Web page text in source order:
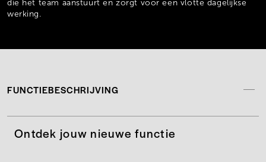
die het team aanstuurt en zorgt voor een vlotte dagelijkse
werking.
FUNCTIEBESCHRIJVING
Ontdek jouw nieuwe functie